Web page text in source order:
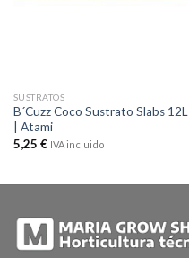
SUSTRATOS
B´Cuzz Coco Sustrato Slabs 12L
| Atami
5,25 € IVA incluido